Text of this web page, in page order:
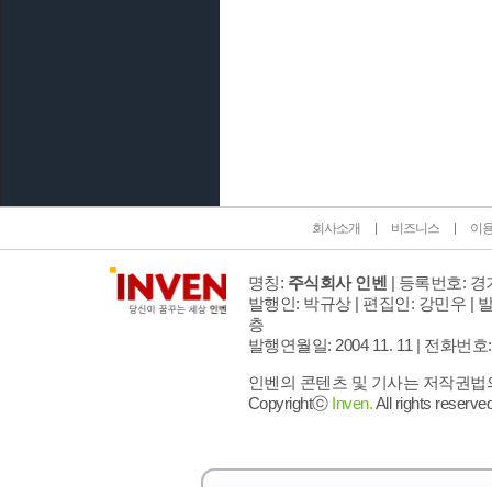
회사소개 비즈니스 이
명칭: 주식회사 인벤 | 등록번호: 경
발행인: 박규상 | 편집인: 강민우 |
층
발행연월일: 2004 11. 11 | 전화번호
인벤의 콘텐츠 및 기사는 저작권
Copyrightⓒ Inven.All rights